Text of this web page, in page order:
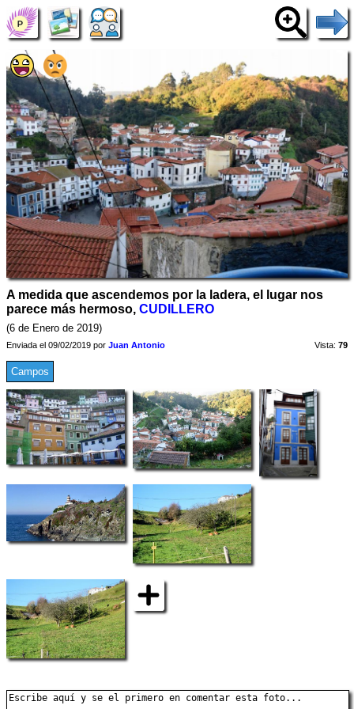
A medida que ascendemos por la ladera, el lugar nos
parece más hermoso, CUDILLERO
(6 de Enero de 2019)
Enviada el 09/02/2019 por Juan Antonio Vista: 79
Campos